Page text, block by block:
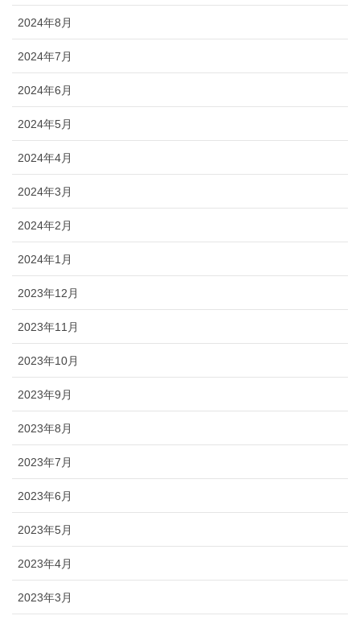
2024年8月
2024年7月
2024年6月
2024年5月
2024年4月
2024年3月
2024年2月
2024年1月
2023年12月
2023年11月
2023年10月
2023年9月
2023年8月
2023年7月
2023年6月
2023年5月
2023年4月
2023年3月